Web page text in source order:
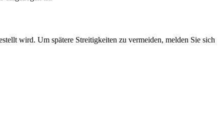
wird. Um spätere Streitigkeiten zu vermeiden, melden Sie sich